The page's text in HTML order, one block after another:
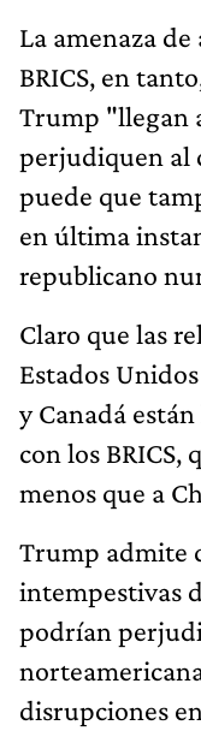
La amenaza
BRICS, en
Trump "llegan
perjudiquen al
puede que
en última
republicano
Claro que las
Estados
y Canadá
con los BRICS,
menos que a
Trump admite
intempestivas
podrían
disrupciones